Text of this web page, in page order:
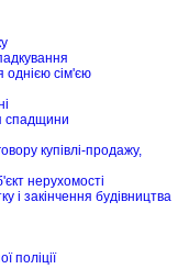
однією сім'єю
спадщини
купівлі-продажу,
нерухомості
і закінчення будівництва
поліції